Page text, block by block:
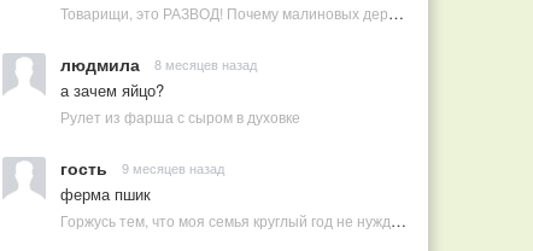
Товарищи, это РАЗВОД! Почему малиновых деревьев не бывает, или Как ушлые продавцы наживаются на мечтах садоводов
людмила 8 месяцев назад
а зачем яйцо?
Рулет из фарша с сыром в духовке
гость 9 месяцев назад
ферма пшик
Горжусь тем, что моя семья круглый год не нуждается в покупных витаминах